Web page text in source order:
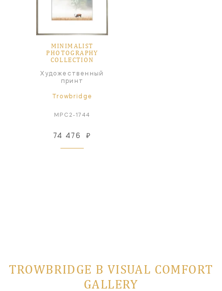
MINIMALIST
PHOTOGRAPHY
COLLECTION
Художественный
принт
Trowbridge
MPC2-1744
74 476 ₽
TROWBRIDGE В VISUAL COMFORT
GALLERY